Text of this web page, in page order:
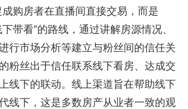
成购房者在直播间直接交易，而是
带看”的路线，通过讲解房源情况、
行市场分析等建立与粉丝间的信任关
粉丝出于信任联系线下看房、达成交
线下的联动。线上渠道旨在帮助线下
线下，这是多数房产从业者一致的观